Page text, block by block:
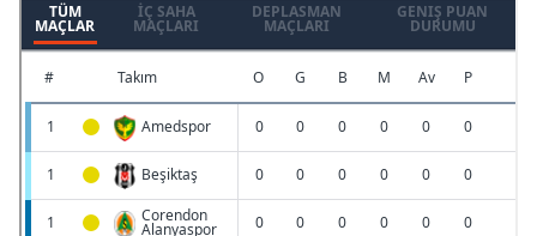
kılınması ve kişiselleştirilmesi ve sizlere yönelik
reklam/pazarlama faaliyetlerinin yapılması, amaçlarıyla
sınırlı olarak açık rızanız dahilinde kullanılacaktır.
Çerezlere ilişkin tercihlerinizi aşağıda yer alan panel
vasıtasıyla belirleyebilirsiniz. Çerezlere ilişkin detaylı bilgi
için Ayarlar butonuna tıklayabilir,Çerez Bilgilendirme
Metnimizi
ziyaret edebilirsiniz.